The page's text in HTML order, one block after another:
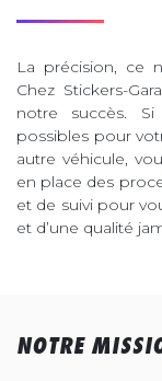
La précision, ce
Chez Stickers-
notre succès.
possibles pour
autre véhicule,
en place des
et de suivi pour
et d’une qualité
NOTRE